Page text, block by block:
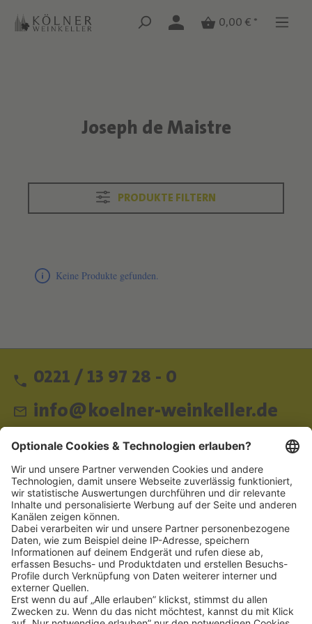
Zum Hauptinhalt springen
Zum Hauptinhalt springen
0,00 € *
Text überspringenJoseph de Maistre
PRODUKTE FILTERN
Keine Produkte gefunden.
0221 / 13 97 28 - 0
info@koelner-weinkeller.de
Schnellzugriff
ZAHLUNGSMETHODEN
SOCIAL
NEWSLETTER